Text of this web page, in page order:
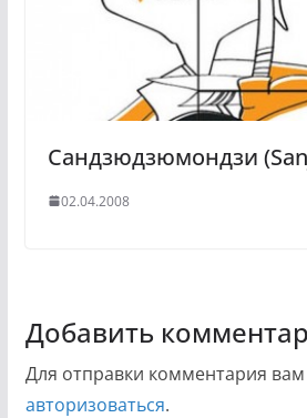
Сандзюдзюмондзи
02.04.2008
Добавить
Для отправки комментария
авторизоваться.